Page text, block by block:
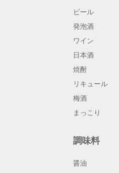
ビール
発泡酒
ワイン
日本酒
焼酎
リキュール
梅酒
まっこり
調味料
醤油